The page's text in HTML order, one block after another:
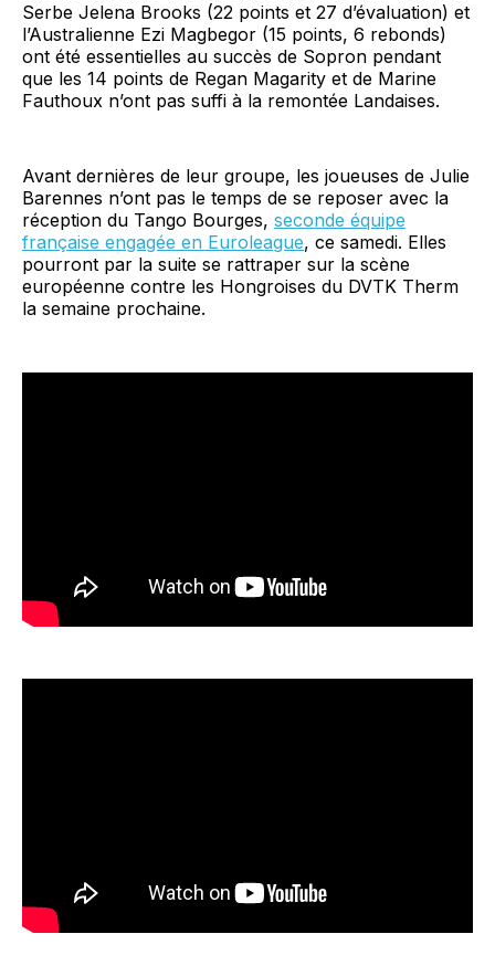
Serbe Jelena Brooks (22 points et 27 d’évaluation) et
l’Australienne Ezi Magbegor (15 points, 6 rebonds)
ont été essentielles au succès de Sopron pendant
que les 14 points de Regan Magarity et de Marine
Fauthoux n’ont pas suffi à la remontée Landaises.
Avant dernières de leur groupe, les joueuses de Julie
Barennes n’ont pas le temps de se reposer avec la
réception du Tango Bourges, seconde équipe
française engagée en Euroleague, ce samedi. Elles
pourront par la suite se rattraper sur la scène
européenne contre les Hongroises du DVTK Therm
la semaine prochaine.